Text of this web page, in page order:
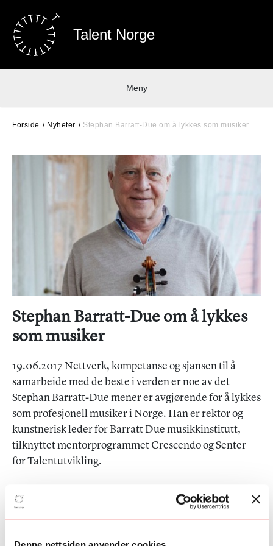
Talent Norge
Meny
Forside Nyheter Stephan Barratt-Due om å lykkes som musiker
Stephan Barratt-Due om å lykkes
som musiker
19.06.2017 Nettverk, kompetanse og sjansen til å
samarbeide med de beste i verden er noe av det
Stephan Barratt-Due mener er avgjørende for å lykkes
som profesjonell musiker i Norge. Han er rektor og
kunstnerisk leder for Barratt Due musikkinstitutt,
tilknyttet mentorprogrammet Crescendo og Senter
for Talentutvikling.
internasjonal arena og et svært konkurranseutsatt marked. I
ikke noe galt i at vi får internasjonale musikere til Norge, tvert